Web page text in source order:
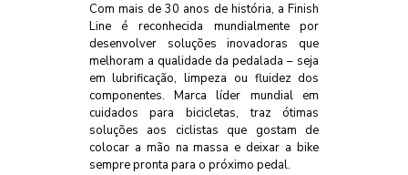
Com mais de 30 anos de história, a Finish
Line é reconhecida mundialmente por
desenvolver soluções inovadoras que
melhoram a qualidade da pedalada – seja
em lubrificação, limpeza ou fluidez dos
componentes. Marca líder mundial em
cuidados para bicicletas, traz ótimas
soluções aos ciclistas que gostam de
colocar a mão na massa e deixar a bike
sempre pronta para o próximo pedal.